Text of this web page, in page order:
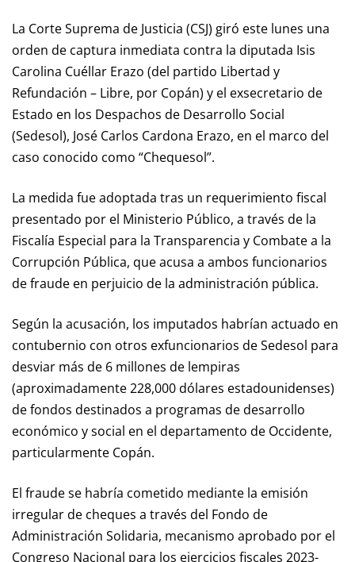
La Corte Suprema de Justicia (CSJ) giró este lunes una
orden de captura inmediata contra la diputada Isis
Carolina Cuéllar Erazo (del partido Libertad y
Refundación – Libre, por Copán) y el exsecretario de
Estado en los Despachos de Desarrollo Social
(Sedesol), José Carlos Cardona Erazo, en el marco del
caso conocido como “Chequesol”.
La medida fue adoptada tras un requerimiento fiscal
presentado por el Ministerio Público, a través de la
Fiscalía Especial para la Transparencia y Combate a la
Corrupción Pública, que acusa a ambos funcionarios
de fraude en perjuicio de la administración pública.
Según la acusación, los imputados habrían actuado en
contubernio con otros exfuncionarios de Sedesol para
desviar más de 6 millones de lempiras
(aproximadamente 228,000 dólares estadounidenses)
de fondos destinados a programas de desarrollo
económico y social en el departamento de Occidente,
particularmente Copán.
El fraude se habría cometido mediante la emisión
irregular de cheques a través del Fondo de
Administración Solidaria, mecanismo aprobado por el
Congreso Nacional para los ejercicios fiscales 2023-